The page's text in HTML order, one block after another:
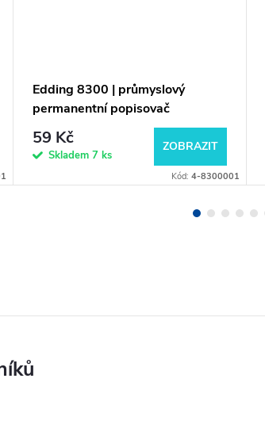
Edding 8300 | průmyslový
permanentní popisovač
59 Kč
Skladem 7 ks
ZOBRAZIT
Kód: 4-8300001